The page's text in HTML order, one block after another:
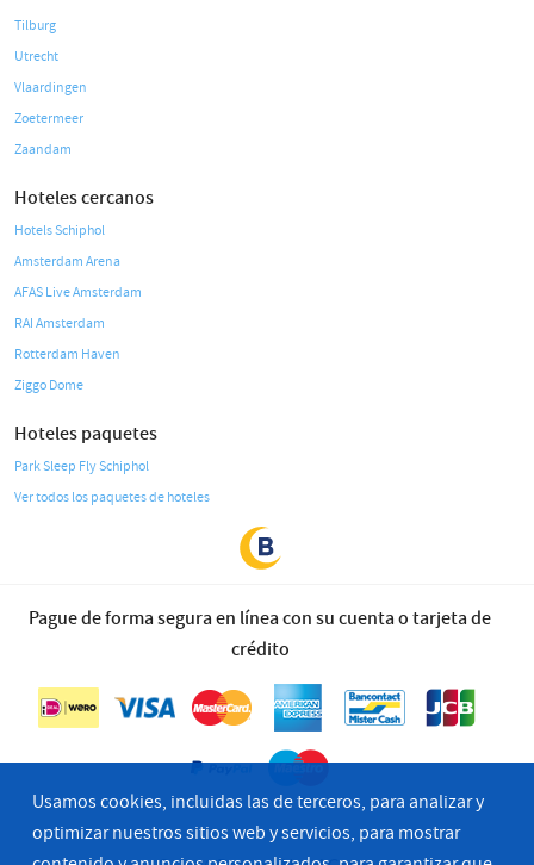
Tilburg
Utrecht
Vlaardingen
Zoetermeer
Zaandam
Hoteles cercanos
Hotels Schiphol
Amsterdam Arena
AFAS Live Amsterdam
RAI Amsterdam
Rotterdam Haven
Ziggo Dome
Hoteles paquetes
Park Sleep Fly Schiphol
Ver todos los paquetes de hoteles
Pague de forma segura en línea con su cuenta o tarjeta de
crédito
Usamos cookies, incluidas las de terceros, para analizar y
optimizar nuestros sitios web y servicios, para mostrar